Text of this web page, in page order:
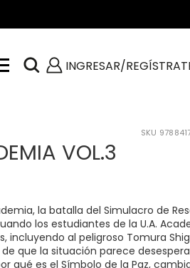
INGRESAR/
SKU
VOL.3
la batalla del Simulacro de
los estudiantes de la U.A.
incluyendo al peligroso Tomura
que la situación parece
qué es el Símbolo de la Paz,